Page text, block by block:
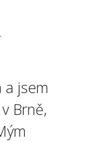
a jsem
Brně,